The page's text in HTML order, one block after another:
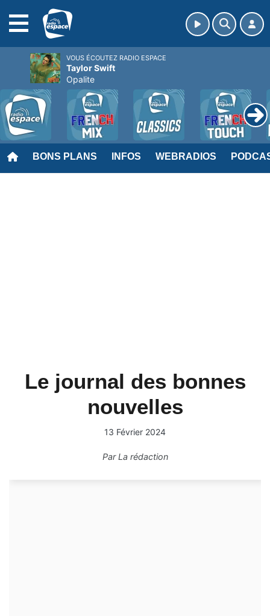
BONS PLANS INFOS WEBRADIOS
Le journal des bonnes
nouvelles
13 Février 2024
ParLa rédaction
VOUS ÉCOUTEZ RADIO ESPACE
Taylor Swift
Opalite